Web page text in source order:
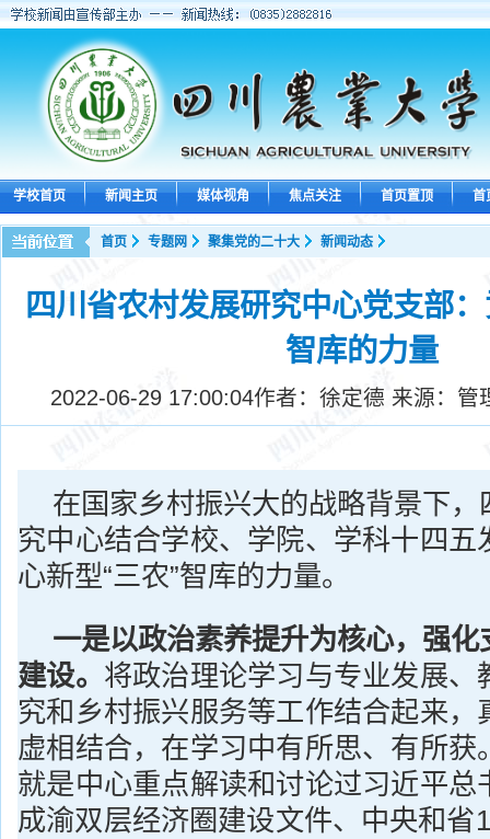
学校首页 新闻主页 媒体视角 焦点关注 首页置顶 首
首页 专题网 聚集党的二十大 新闻动态
四川省农村发展研究中心党支部
智库的力量
2022-06-29 17:00:04作者：徐定德 来源：管
在国家乡村振兴大的战略背景下
究中心结合学校、学院、学科十四五
心新型“三农”智库的力量。
一是以政治素养提升为核心，强
建设。 将政治理论学习与专业发展、
究和乡村振兴服务等工作结合起来，
虚相结合，在学习中有所思、有所获
就是中心重点解读和讨论过习近平总
成渝双层经济圈建设文件、中央和省